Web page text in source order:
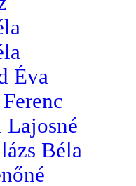
Éva
Lajosné
Béla